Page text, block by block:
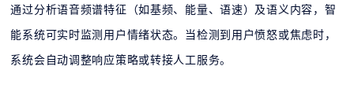
通过分析语音频谱特征（如基频、能量、语速）及语义内容，智
能系统可实时监测用户情绪状态。当检测到用户愤怒或焦虑时，
系统会自动调整响应策略或转接人工服务。